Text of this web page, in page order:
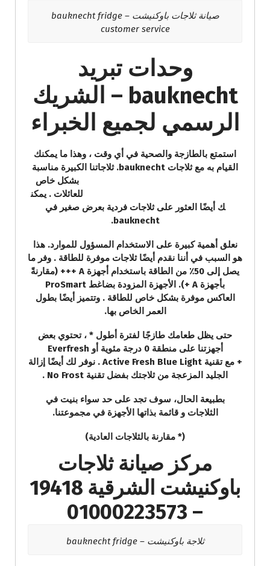
صيانة ثلاجات باوكنيشت – bauknecht fridge
customer service
وحدات تبريد
bauknecht – الشريك
الرسمي لجميع الخبراء
استمتع بالطازجة والصحية في أي وقت ، وهذا ما يمكنك
القيام به مع ثلاجات bauknecht. ثلاجاتنا الكبيرة مناسبة
بشكل خاص
للعائلات . يمكن
ك أيضًا العثور على ثلاجات فردية بعرض صغير في
bauknecht.
نعلق أهمية كبيرة على الاستخدام المسؤول للموارد. هذا
هو السبب في أننا نقدم أيضًا ثلاجات موفرة للطاقة . وفر ما
يصل إلى 50٪ من الطاقة باستخدام أجهزة A +++ (مقارنةً
بأجهزة A +). الأجهزة المزودة بضاغط ProSmart
العاكس موفرة بشكل خاص للطاقة . وتتميز أيضًا بطول
العمر الخاص بها.
حتى يظل طعامك طازجًا لفترة أطول * ، تحتوي بعض
أجهزتنا على منطقة 0 درجة مئوية أو Everfresh
+ مع تقنية Active Fresh Blue Light . نوفر لك أيضًا إزالة
الجليد المزعجة من ثلاجتك بفضل تقنية No Frost .
بطبيعة الحال، سوف تجد على حد سواء بنيت في
الثلاجات و قائمة بذاتها الأجهزة في مجموعتنا.
(* مقارنة بالثلاجات العادية)
مركز صيانة ثلاجات
باوكنيشت الشرقية 19418
– 01000223573
ثلاجة باوكنيشت – bauknecht fridge